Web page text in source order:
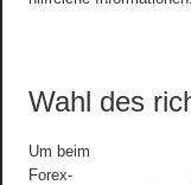
Wahl des
Um beim
Forex-